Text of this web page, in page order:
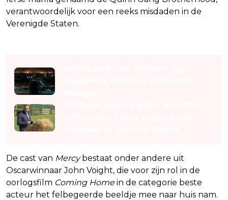
verantwoordelijk voor een reeks misdaden in de
Verenigde Staten.
De cast van Mercybestaat onder andere uit
Oscarwinnaar John Voight, die voor zijn rol in de
oorlogsfilm Coming Homein de categorie beste
acteur het felbegeerde beeldje mee naar huis nam.